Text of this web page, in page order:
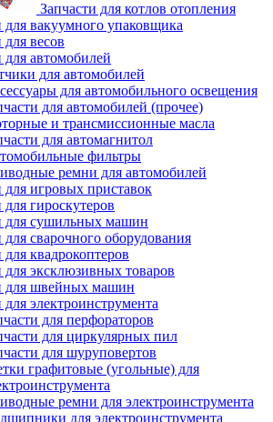
Запчасти для котлов отопления
для вакуумного упаковщика
для весов
для автомобилей
для автомобилей
для автомобильного освещения
для автомобилей (прочее)
и трансмиссионные масла
для автомагнитол
фильтры
ремни для автомобилей
для игровых приставок
для гироскутеров
для сушильных машин
для сварочного оборудования
для квадрокоптеров
для эксклюзивных товаров
для швейных машин
для электроинструмента
для перфораторов
для циркулярных пил
для шуруповертов
графитовые (угольные) для
ремни для электроинструмента
для электроинструмента